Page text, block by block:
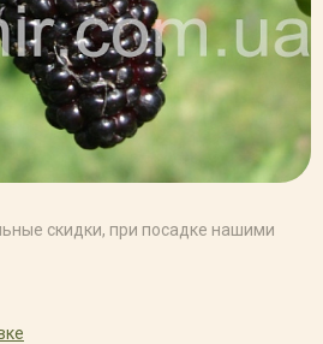
скидки, при посадке нашими